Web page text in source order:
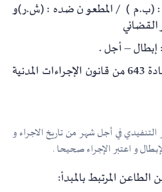
(ب.م) / المطعون ضده: (ش.ر)و
إبطال – أجل .
المرجع القانوني: المادة 643 من قانون الإجراءات المدنية
في أجل شهر من تاريخ الاجراء و
و اعتبر الإجراء صحيحا .
الطاعن المرتبط بالمبدأ: